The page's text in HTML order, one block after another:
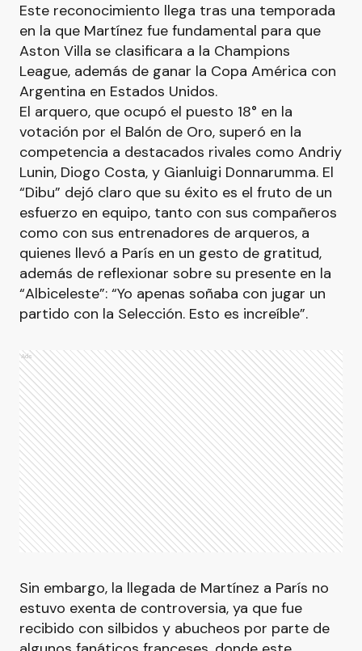
Este reconocimiento llega tras una temporada
en la que Martínez fue fundamental para que
Aston Villa se clasificara a la Champions
League, además de ganar la Copa América con
Argentina en Estados Unidos.
El arquero, que ocupó el puesto 18° en la
votación por el Balón de Oro, superó en la
competencia a destacados rivales como Andriy
Lunin, Diogo Costa, y Gianluigi Donnarumma. El
“Dibu” dejó claro que su éxito es el fruto de un
esfuerzo en equipo, tanto con sus compañeros
como con sus entrenadores de arqueros, a
quienes llevó a París en un gesto de gratitud,
además de reflexionar sobre su presente en la
“Albiceleste”: “Yo apenas soñaba con jugar un
partido con la Selección. Esto es increíble”.
Ads
Sin embargo, la llegada de Martínez a París no
estuvo exenta de controversia, ya que fue
recibido con silbidos y abucheos por parte de